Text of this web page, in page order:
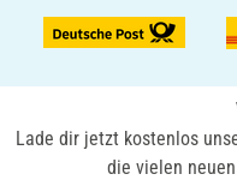
Lade dir jetzt kostenlos
die vielen